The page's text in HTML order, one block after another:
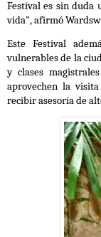
Festival es sin duda
vida", afirmó
Este Festival
vulnerables de la
y clases
aprovechen la
recibir asesoría de